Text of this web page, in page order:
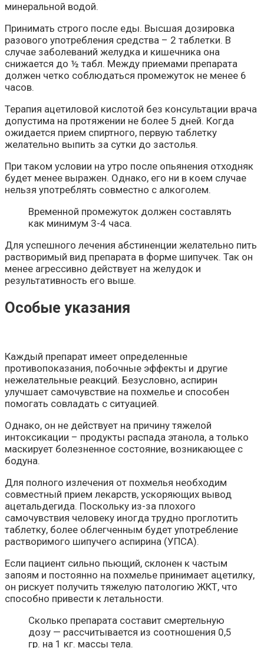
минеральной водой.
Принимать строго после еды. Высшая дозировка
разового употребления средства – 2 таблетки. В
случае заболеваний желудка и кишечника она
снижается до ½ табл. Между приемами препарата
должен четко соблюдаться промежуток не менее 6
часов.
Терапия ацетиловой кислотой без консультации врача
допустима на протяжении не более 5 дней. Когда
ожидается прием спиртного, первую таблетку
желательно выпить за сутки до застолья.
При таком условии на утро после опьянения отходняк
будет менее выражен. Однако, его ни в коем случае
нельзя употреблять совместно с алкоголем.
Временной промежуток должен составлять
как минимум 3-4 часа.
Для успешного лечения абстиненции желательно пить
растворимый вид препарата в форме шипучек. Так он
менее агрессивно действует на желудок и
результативность его выше.
Особые указания
Каждый препарат имеет определенные
противопоказания, побочные эффекты и другие
нежелательные реакций. Безусловно, аспирин
улучшает самочувствие на похмелье и способен
помогать совладать с ситуацией.
Однако, он не действует на причину тяжелой
интоксикации – продукты распада этанола, а только
маскирует болезненное состояние, возникающее с
бодуна.
Для полного излечения от похмелья необходим
совместный прием лекарств, ускоряющих вывод
ацетальдегида. Поскольку из-за плохого
самочувствия человеку иногда трудно проглотить
таблетку, более облегченным будет употребление
растворимого шипучего аспирина (УПСА).
Если пациент сильно пьющий, склонен к частым
запоям и постоянно на похмелье принимает ацетилку,
он рискует получить тяжелую патологию ЖКТ, что
способно привести к летальности.
Сколько препарата составит смертельную
дозу — рассчитывается из соотношения 0,5
гр. на 1 кг. массы тела.